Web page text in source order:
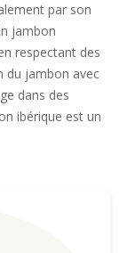
par son
jambon
respectant des
du jambon avec
dans des
ibérique est un